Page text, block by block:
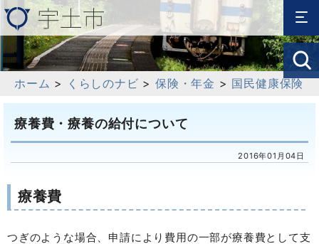
ホーム > くらしのナビ >保険・年金 > 国民健康保険
療養費・療養の給付について
2016年01月04日
療養費
つぎのような場合、申請により費用の一部が療養費として支